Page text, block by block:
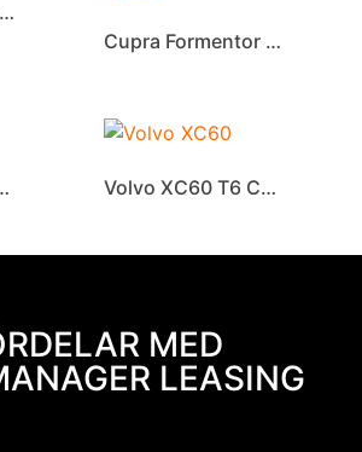
Cupra Born e-Boost 59 kWh
Cupra Formentor Nordic Edition
Line 272hk Volvo XC60 T6 Cope Nordic Edition
MED
LEASING